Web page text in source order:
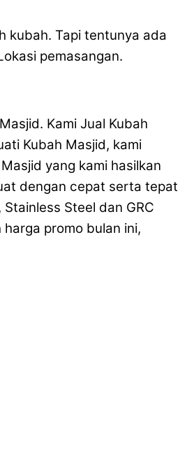
kubah. Tapi tentunya ada
pemasangan.
Kami Jual Kubah
Kubah Masjid, kami
yang kami hasilkan
dengan cepat serta tepat
Steel dan GRC
promo bulan ini,